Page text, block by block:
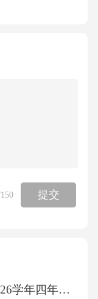
，则Q=q5+1/
于5公倾，而
，得
为3.44L/S。
工最高峰时人
4，取N4=40L/
提交
山东东营市垦利区2025-2026学年四年级下学期期末语文试题（文字版含答案）